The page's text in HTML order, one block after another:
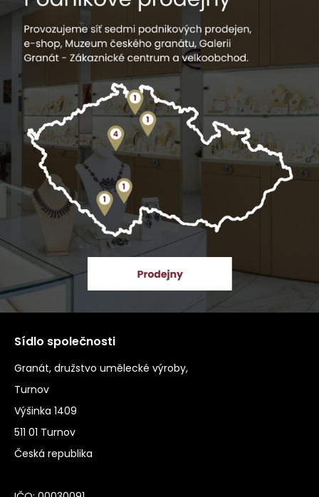
Sídlo společnosti
Granát, družstvo umělecké výroby,
Turnov
Výšinka 1409
511 01 Turnov
Česká republika